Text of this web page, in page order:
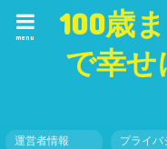
100歳
で幸せ
menu
運営者情報 プライバ